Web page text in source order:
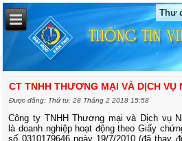
Thư
CT TNHH THƯƠNG MẠI VÀ DỊCH VỤ
Được đăng: Thứ tư, 28 Tháng 2 2018 15:58
Công ty TNHH Thương mại và Dịch vụ
là doanh nghiệp hoạt động theo Giấy
số 0310179646 ngày 19/7/2010 (đã thay